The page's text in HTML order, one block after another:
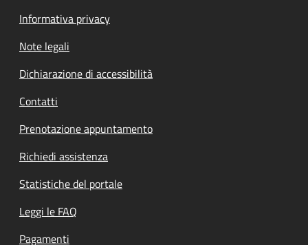
Informativa privacy
Note legali
Dichiarazione di accessibilità
Contatti
Prenotazione appuntamento
Richiedi assistenza
Statistiche del portale
Leggi le FAQ
Pagamenti